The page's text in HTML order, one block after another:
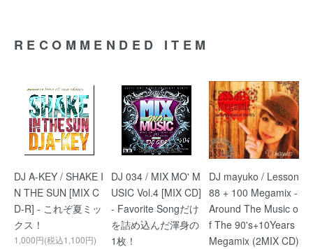
RECOMMENDED ITEM
DJ A-KEY / SHAKE I
N THE SUN [MIX C
D-R] - これぞ夏ミッ
クス！
1,000円(税込1,100円)
DJ 034 / MIX MO' M
USIC Vol.4 [MIX CD]
- Favorite Songだけ
を詰め込んだ渾身の
1枚！
DJ mayuko / Lesson
88 + 100 Megamix -
Around The Music o
f The 90's+10Years
Megamix (2MIX CD)